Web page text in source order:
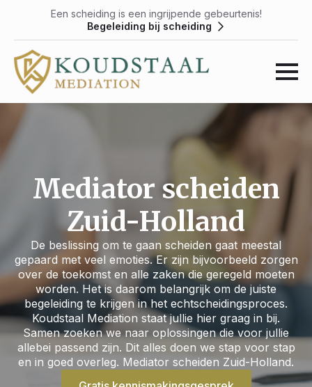
Een scheiding is een ingrijpende gebeurtenis!
Begeleiding bij scheiding
Mediator scheiden
Zuid-Holland
De beslissing om te gaan scheiden gaat meestal
gepaard met veel emoties. Er zijn bijvoorbeeld zorgen
over de toekomst en alle zaken die geregeld moeten
worden. Het is daarom belangrijk om de juiste
begeleiding te krijgen in het echtscheidingsproces.
Koudstaal Mediation staat jullie hier graag in bij.
Samen zoeken we naar oplossingen die voor jullie
allebei passend zijn. Dit alles doen we stap voor stap
en in goed overleg. Mediator scheiden Zuid-Holland.